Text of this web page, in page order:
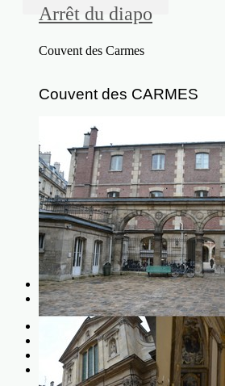
Arrêt du diapo
Couvent des Carmes
Couvent des CARMES
Précédent
Suivant
Vous êtes ici :
Accueil
Saison 2025
Sortires Culturelles 2024